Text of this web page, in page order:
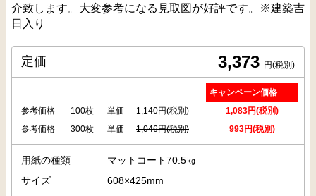
介致します。大変参考になる見取図が好評です。※建築吉
日入り
定価 3,373 円(税別)
キャンペーン価格
参考価格
100枚 単価 1,140円(税別)
1,083円(税別)
参考価格
300枚 単価 1,046円(税別) 993円(税別)
用紙の種類
マットコート70.5㎏
サイズ
608×425mm